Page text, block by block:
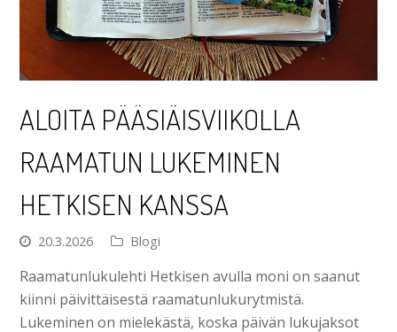
ALOITA PÄÄSIÄISVIIKOLLA
RAAMATUN LUKEMINEN
HETKISEN KANSSA
20.3.2026 Blogi
Raamatunlukulehti Hetkisen avulla moni on saanut
kiinni päivittäisestä raamatunlukurytmistä.
Lukeminen on mielekästä, koska päivän lukujaksot